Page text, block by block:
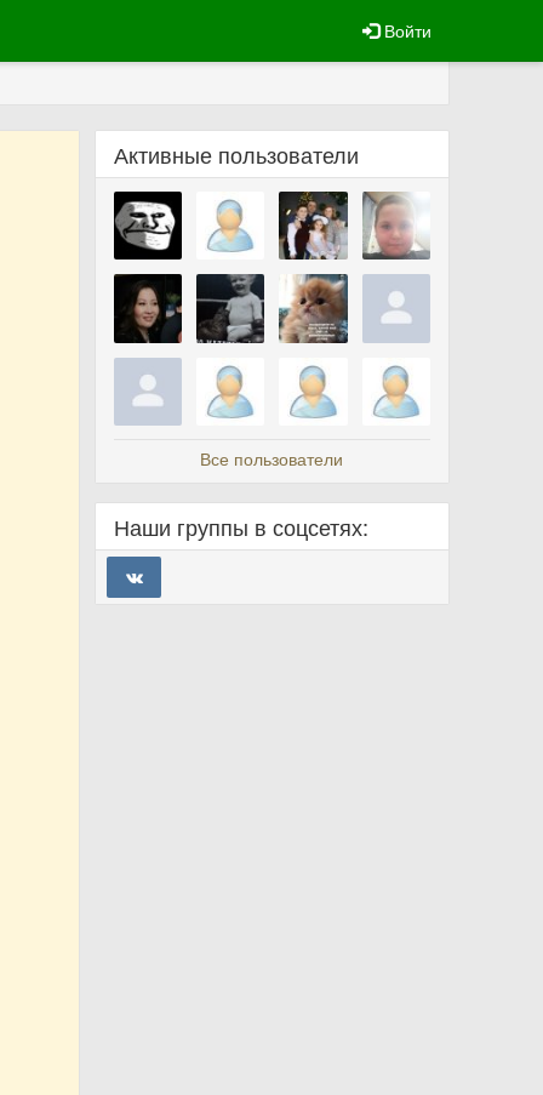
Войти
Активные пользователи
Все пользователи
Наши группы в соцсетях: